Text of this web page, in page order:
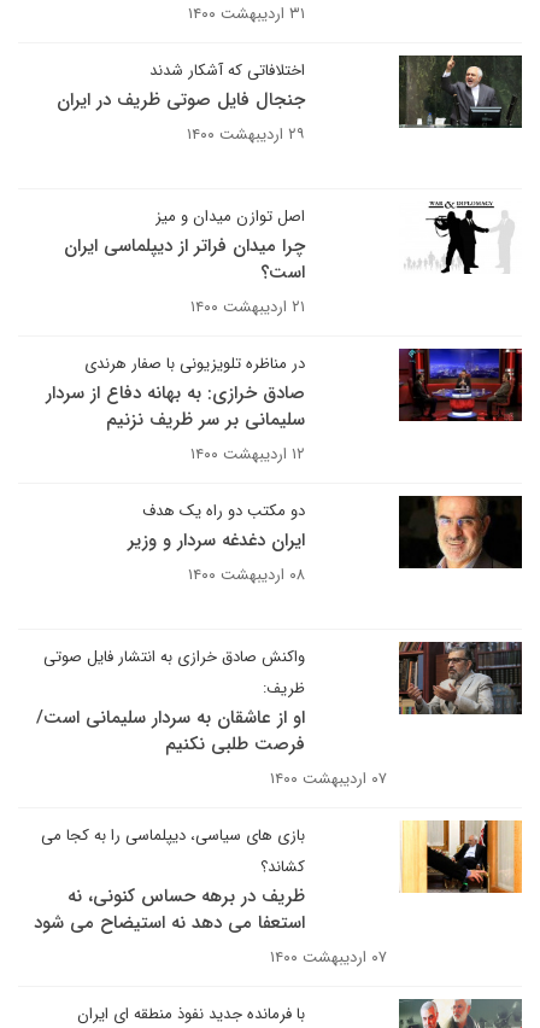
۳۱ اردیبهشت ۱۴۰۰
اختلافاتی که آشکار شدند
جنجال فایل صوتی ظریف در ایران
۲۹ اردیبهشت ۱۴۰۰
اصل توازن میدان و میز
چرا میدان فراتر از دیپلماسی ایران
است؟
۲۱ اردیبهشت ۱۴۰۰
در مناظره تلویزیونی با صفار هرندی
صادق خرازی: به بهانه دفاع از سردار
سلیمانی بر سر ظریف نزنیم
۱۲ اردیبهشت ۱۴۰۰
دو مکتب دو راه یک هدف
ایران دغدغه سردار و وزیر
۰۸ اردیبهشت ۱۴۰۰
واکنش صادق خرازی به انتشار فایل صوتی
ظریف:
او از عاشقان به سردار سلیمانی است/
فرصت طلبی نکنیم
۰۷ اردیبهشت ۱۴۰۰
بازی های سیاسی، دیپلماسی را به کجا می
کشاند؟
ظریف در برهه حساس کنونی، نه
استعفا می دهد نه استیضاح می شود
۰۷ اردیبهشت ۱۴۰۰
با فرمانده جدید نفوذ منطقه ای ایران